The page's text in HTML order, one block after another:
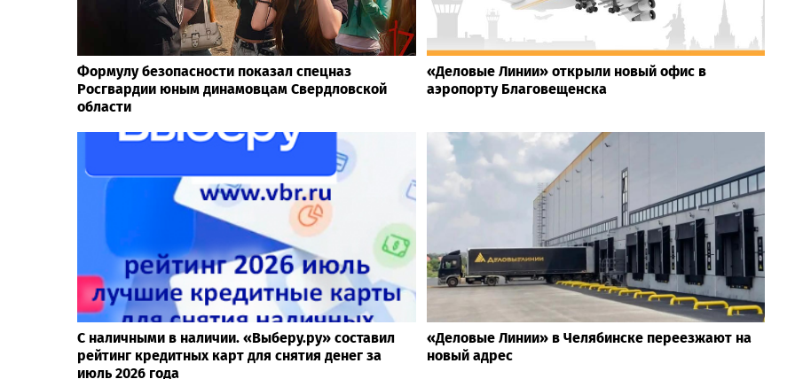
Формулу безопасности показал спецназ
Росгвардии юным динамовцам Свердловской
области
«Деловые Линии» открыли новый офис в
аэропорту Благовещенска
С наличными в наличии. «Выберу.ру» составил
рейтинг кредитных карт для снятия денег за
июль 2026 года
«Деловые Линии» в Челябинске переезжают на
новый адрес